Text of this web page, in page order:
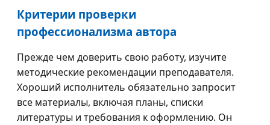
Критерии проверки
профессионализма автора
Прежде чем доверить свою работу, изучите
методические рекомендации преподавателя.
Хороший исполнитель обязательно запросит
все материалы, включая планы, списки
литературы и требования к оформлению. Он